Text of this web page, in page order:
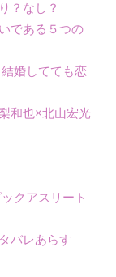
？なし？
である５つの
婚してても恋
和也×北山宏光
クアスリート
バレあらす